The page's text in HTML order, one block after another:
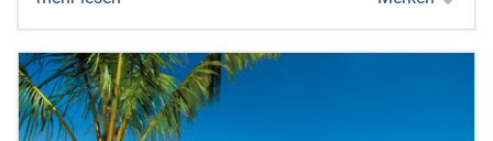
Traumstränden Mozambiques. Nicht nur
bestens geeignet...